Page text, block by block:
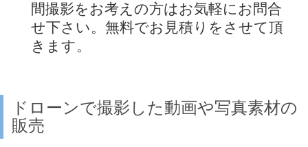
間撮影をお考えの方はお気軽にお問合
せ下さい。無料でお見積りをさせて頂
きます。
ドローンで撮影した動画や写真素材の
販売